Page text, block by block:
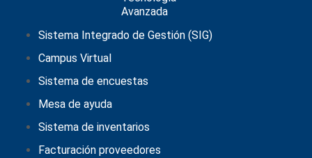
Sistema Integrado de Gestión (SIG)
Campus Virtual
Sistema de encuestas
Mesa de ayuda
Sistema de inventarios
Facturación proveedores